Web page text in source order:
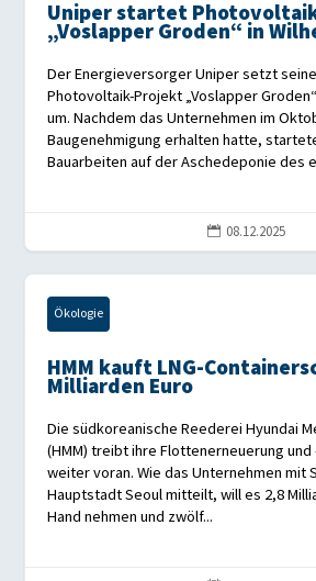
Uniper startet
„Voslapper Groden“ in
Der Energieversorger Uniper setzt
Photovoltaik-Projekt „Voslapper
um. Nachdem das Unternehmen im
Baugenehmigung erhalten hatte,
Bauarbeiten auf der Aschedeponie des
 08.12.2025
Ökologie
HMM kauft LNG-
Milliarden Euro
Die südkoreanische Reederei Hyundai
(HMM) treibt ihre Flottenerneuerung
weiter voran. Wie das Unternehmen mit
Hauptstadt Seoul mitteilt, will es 2,8
Hand nehmen und zwölf...